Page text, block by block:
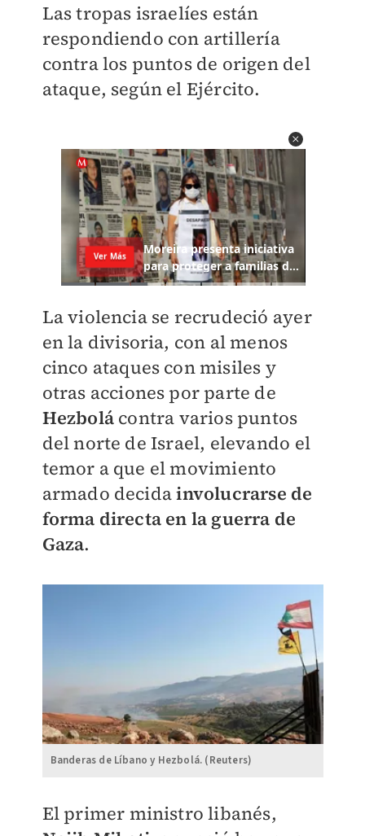
Las tropas israelíes están
respondiendo con artillería
contra los puntos de origen del
ataque, según el Ejército.
La violencia se recrudeció ayer
en la divisoria, con al menos
cinco ataques con misiles y
otras acciones por parte de
Hezbolá contra varios puntos
del norte de Israel, elevando el
temor a que el movimiento
armado decidainvolucrarse de
forma directa en la guerra de
Gaza.
Banderas de Líbano y Hezbolá. (Reuters)
El primer ministro libanés,